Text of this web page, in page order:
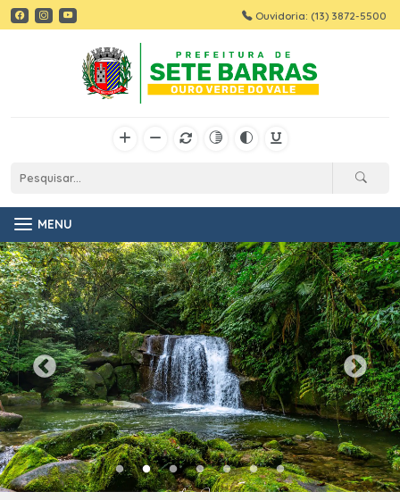
Ouvidoria: (13) 3872-5500
MENU